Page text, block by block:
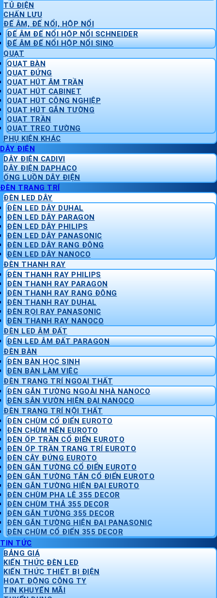
TỦ ĐIỆN
CHẤN LƯU
ĐẾ ÂM, ĐẾ NỔI, HỘP NỔI
ĐẾ ÂM ĐẾ NỔI HỘP NỔI SCHNEIDER
ĐẾ ÂM ĐẾ NỔI HỘP NỔI SINO
QUẠT
QUẠT BÀN
QUẠT ĐỨNG
QUẠT HÚT ÂM TRẦN
QUẠT HÚT CABINET
QUẠT HÚT CÔNG NGHIỆP
QUẠT HÚT GẮN TƯỜNG
QUẠT TRẦN
QUẠT TREO TƯỜNG
PHỤ KIỆN KHÁC
DÂY ĐIỆN
DÂY ĐIỆN CADIVI
DÂY ĐIỆN DAPHACO
ỐNG LUỒN DÂY ĐIỆN
ĐÈN TRANG TRÍ
ĐÈN LED DÂY
ĐÈN LED DÂY DUHAL
ĐÈN LED DÂY PARAGON
ĐÈN LED DÂY PHILIPS
ĐÈN LED DÂY PANASONIC
ĐÈN LED DÂY RẠNG ĐÔNG
ĐÈN LED DÂY NANOCO
ĐÈN THANH RAY
ĐÈN THANH RAY PHILIPS
ĐÈN THANH RAY PARAGON
ĐÈN THANH RAY RẠNG ĐÔNG
ĐÈN THANH RAY DUHAL
ĐÈN RỌI RAY PANASONIC
ĐÈN THANH RAY NANOCO
ĐÈN LED ÂM ĐẤT
ĐÈN LED ÂM ĐẤT PARAGON
ĐÈN BÀN
ĐÈN BÀN HỌC SINH
ĐÈN BÀN LÀM VIỆC
ĐÈN TRANG TRÍ NGOẠI THẤT
ĐÈN GẮN TƯỜNG NGOÀI NHÀ NANOCO
ĐÈN SÂN VƯỜN HIỆN ĐẠI NANOCO
ĐÈN TRANG TRÍ NỘI THẤT
ĐÈN CHÙM CỔ ĐIỂN EUROTO
ĐÈN CHÙM NẾN EUROTO
ĐÈN ỐP TRẦN CỔ ĐIỂN EUROTO
ĐÈN ỐP TRẦN TRANG TRÍ EUROTO
ĐÈN CÂY ĐỨNG EUROTO
ĐÈN GẮN TƯỜNG CỔ ĐIỂN EUROTO
ĐÈN GẮN TƯỜNG TÂN CỔ ĐIỂN EUROTO
ĐÈN GẮN TƯỜNG HIỆN ĐẠI EUROTO
ĐÈN CHÙM PHA LÊ 355 DECOR
ĐÈN CHÙM THẢ 355 DECOR
ĐÈN GẮN TƯỜNG 355 DECOR
ĐÈN GẮN TƯỜNG HIỆN ĐẠI PANASONIC
ĐÈN CHÙM CỔ ĐIỂN 355 DECOR
TIN TỨC
BẢNG GIÁ
KIẾN THỨC ĐÈN LED
KIẾN THỨC THIẾT BỊ ĐIỆN
HOẠT ĐỘNG CÔNG TY
TIN KHUYẾN MÃI